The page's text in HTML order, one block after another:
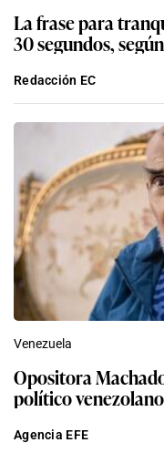
La frase para
30 segundos,
Redacción EC
Venezuela
Opositora
político
Agencia EFE